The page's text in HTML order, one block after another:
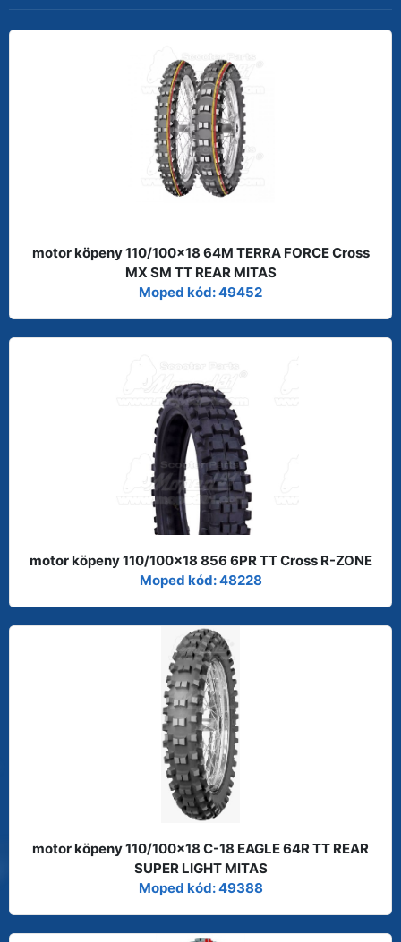
motor köpeny 110/100x18 64M TERRA FORCE Cross
MX SM TT REAR MITAS
Moped kód: 49452
motor köpeny 110/100x18 856 6PR TT Cross R-ZONE
Moped kód: 48228
motor köpeny 110/100x18 C-18 EAGLE 64R TT REAR
SUPER LIGHT MITAS
Moped kód: 49388